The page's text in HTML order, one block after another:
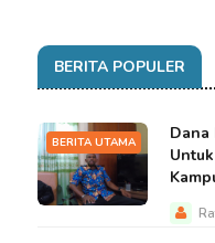
BERITA POPULER
BERITA UTAMA